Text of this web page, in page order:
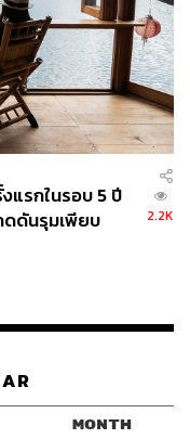
าร์ตี้บาร์บีคิวริมสระ
แรกในรอบ 5 ปี
ดดันรุมเพียบ
2.2K
MONTH